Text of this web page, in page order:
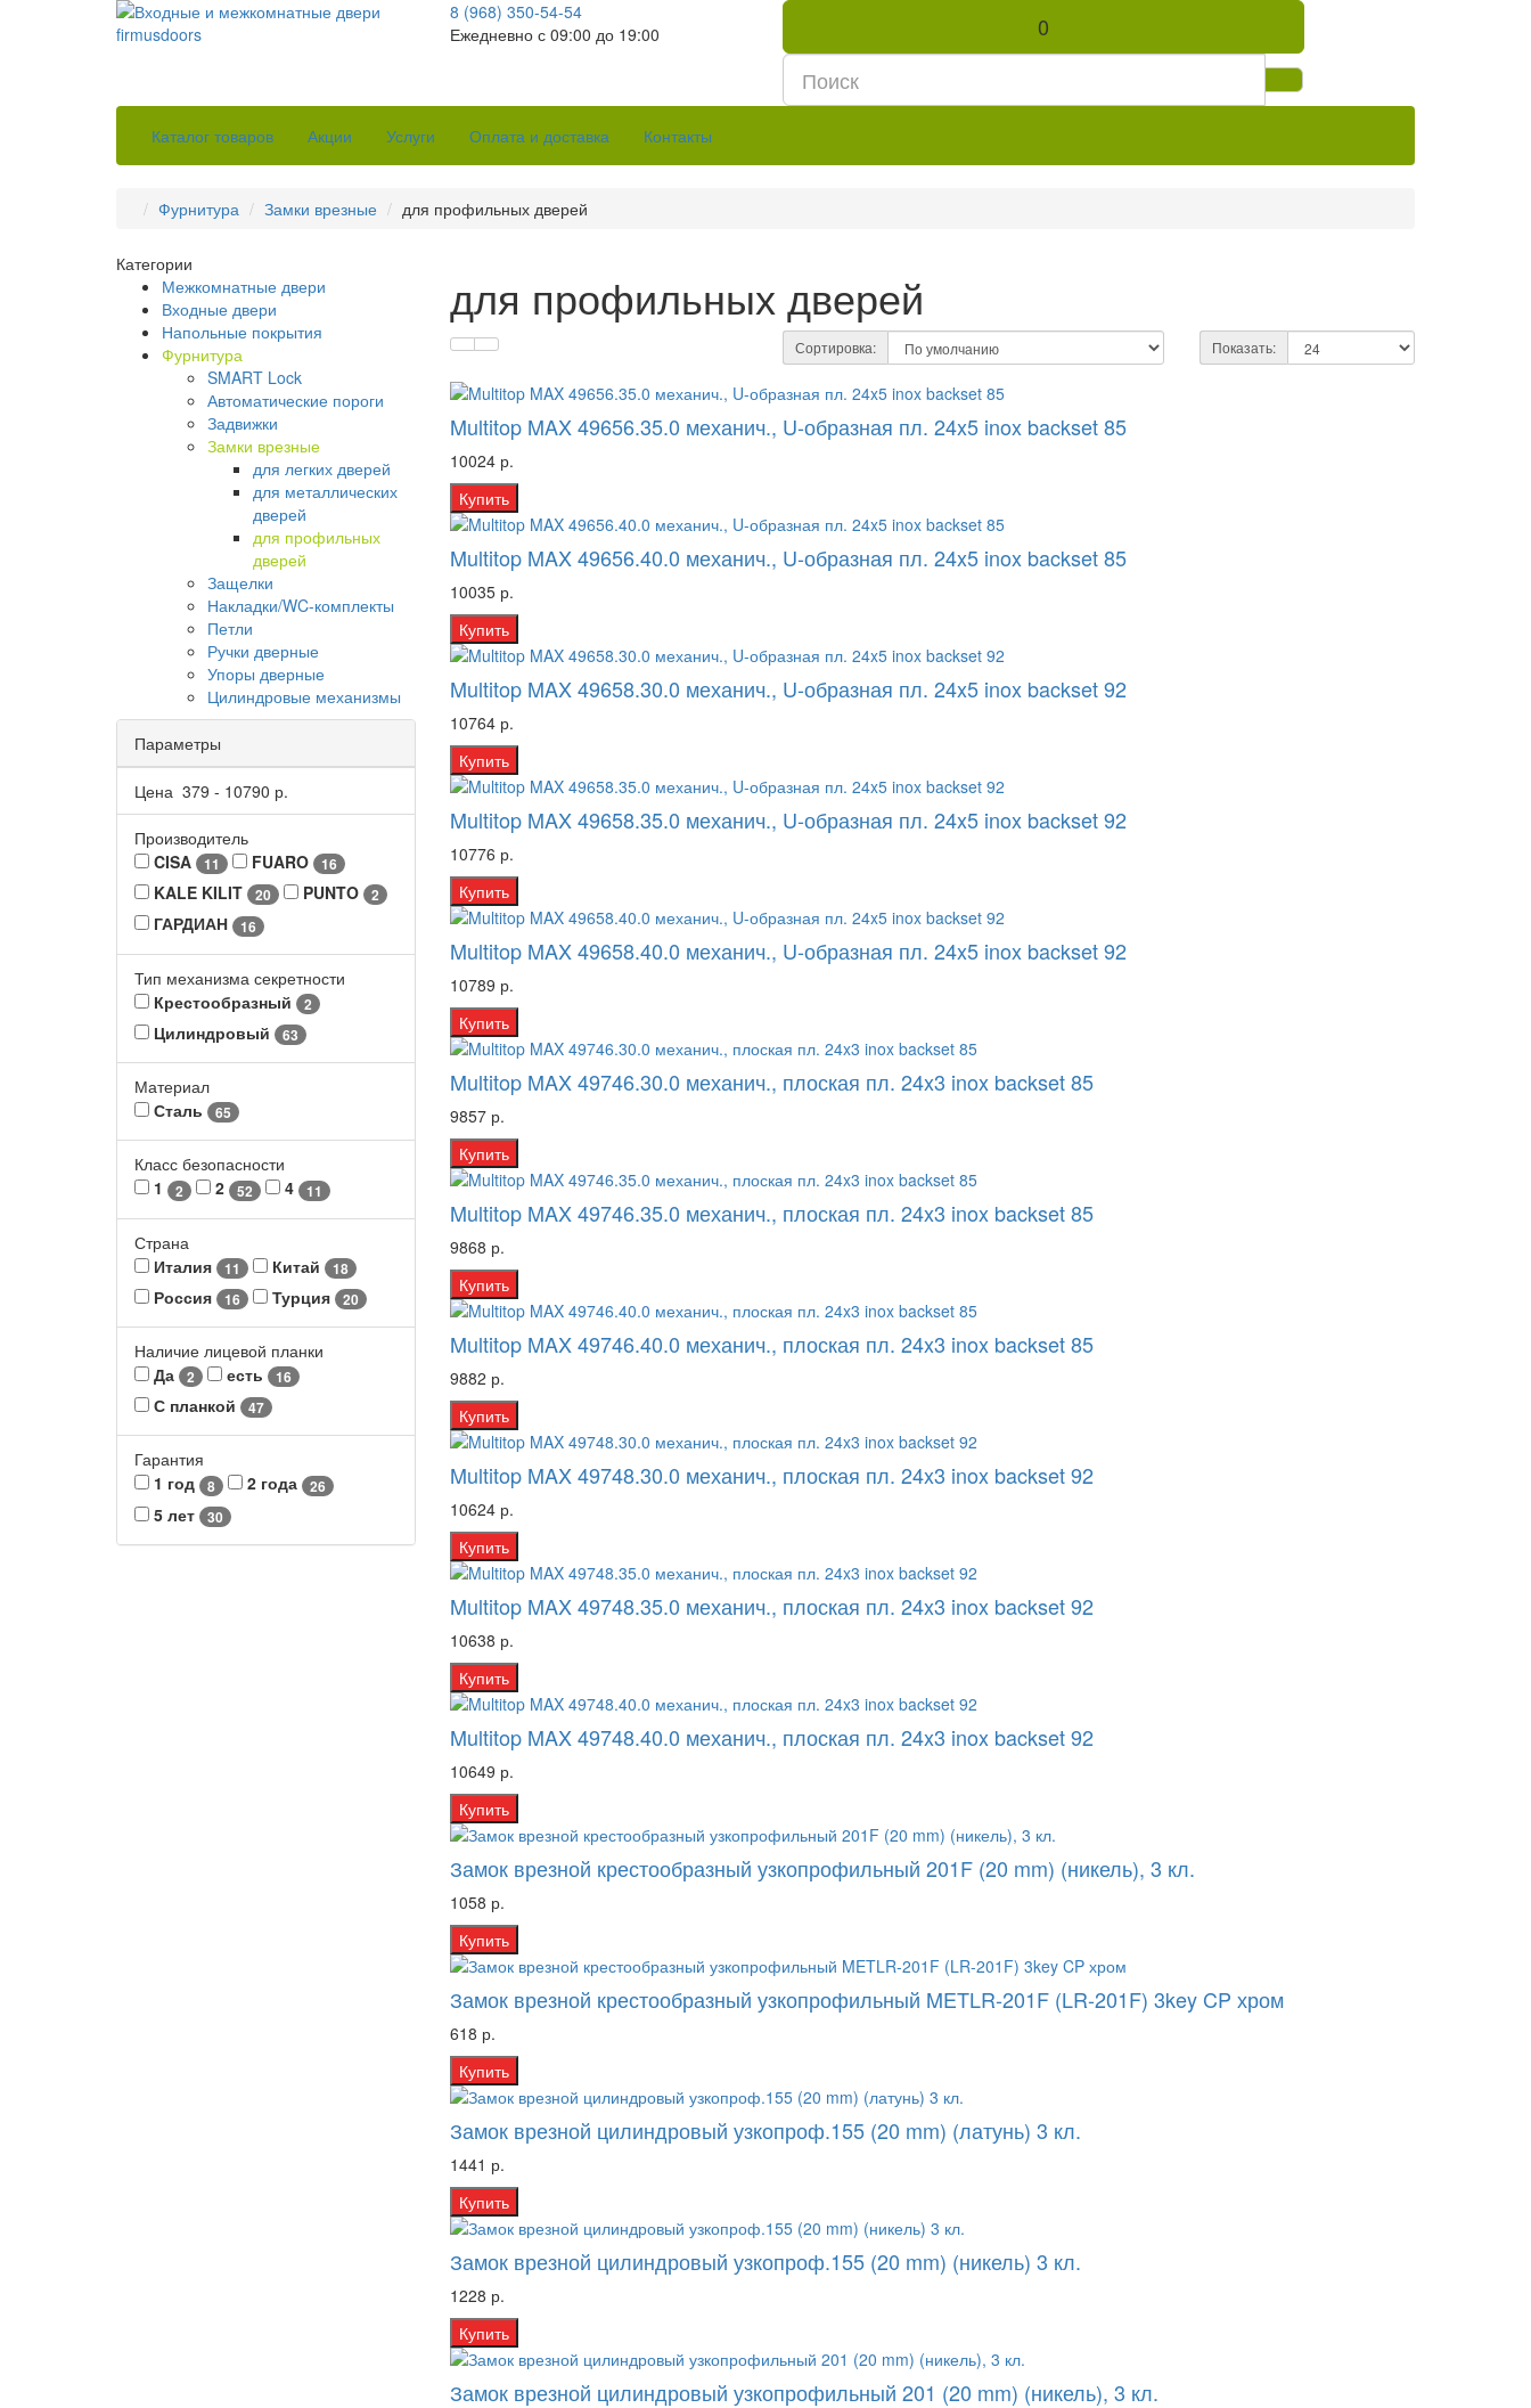
8 (968) 350-54-54
Ежедневно с 09:00 до 19:00
0
Каталог товаров Акции Услуги Оплата и доставка Контакты
Фурнитура Замки врезные для профильных дверей
Категории
Межкомнатные двери
Входные двери
Напольные покрытия
Фурнитура
SMART Lock
Автоматические пороги
Задвижки
Замки врезные
для легких дверей
для металлических
дверей
для профильных
дверей
Защелки
Накладки/WC-комплекты
Петли
Ручки дверные
Упоры дверные
Цилиндровые механизмы
Параметры
Цена 379 - 10790 р.
Производитель
CISA
11 FUARO 16
KALE KILIT 20 PUNTO 2
ГАРДИАН 16
Тип механизма секретности
Крестообразный
2
Цилиндровый 63
Материал
Сталь
65
Класс безопасности
1
2 2 52 4 11
Страна
Италия
11 Китай 18
Россия 16 Турция 20
Наличие лицевой планки
Да
2 есть 16
С планкой 47
Гарантия
1 год
8 2 года 26
5 лет 30
для профильных дверей
Сортировка: Показать:
Multitop MAX 49656.35.0 механич., U-образная пл. 24x5 inox backset 85
10024 р.
Купить
Multitop MAX 49656.40.0 механич., U-образная пл. 24x5 inox backset 85
10035 р.
Купить
Multitop MAX 49658.30.0 механич., U-образная пл. 24x5 inox backset 92
10764 р.
Купить
Multitop MAX 49658.35.0 механич., U-образная пл. 24x5 inox backset 92
10776 р.
Купить
Multitop MAX 49658.40.0 механич., U-образная пл. 24x5 inox backset 92
10789 р.
Купить
Multitop MAX 49746.30.0 механич., плоская пл. 24x3 inox backset 85
9857 р.
Купить
Multitop MAX 49746.35.0 механич., плоская пл. 24x3 inox backset 85
9868 р.
Купить
Multitop MAX 49746.40.0 механич., плоская пл. 24x3 inox backset 85
9882 р.
Купить
Multitop MAX 49748.30.0 механич., плоская пл. 24x3 inox backset 92
10624 р.
Купить
Multitop MAX 49748.35.0 механич., плоская пл. 24x3 inox backset 92
10638 р.
Купить
Multitop MAX 49748.40.0 механич., плоская пл. 24x3 inox backset 92
10649 р.
Купить
Замок врезной крестообразный узкопрофильный 201F (20 mm) (никель), 3 кл.
1058 р.
Купить
Замок врезной крестообразный узкопрофильный METLR-201F (LR-201F) 3key CP хром
618 р.
Купить
Замок врезной цилиндровый узкопроф.155 (20 mm) (латунь) 3 кл.
1441 р.
Купить
Замок врезной цилиндровый узкопроф.155 (20 mm) (никель) 3 кл.
1228 р.
Купить
Замок врезной цилиндровый узкопрофильный 201 (20 mm) (никель), 3 кл.